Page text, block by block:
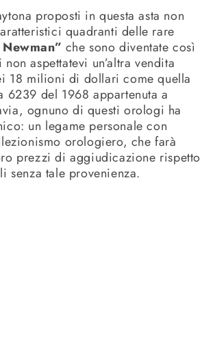
proposti in questa asta non
quadranti delle rare
che sono diventate così
aspettatevi un’altra vendita
18 milioni di dollari come quella
6239 del 1968 appartenuta a
ognuno di questi orologi ha
un legame personale con
orologiero, che farà
prezzi di aggiudicazione rispetto
senza tale provenienza.